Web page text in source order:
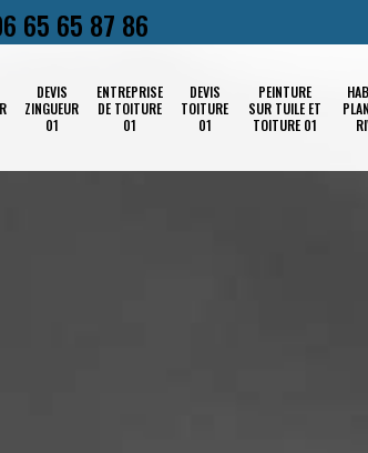
65 65 87 86
DEVIS
ZINGUEUR
01
ENTREPRISE
DE TOITURE
01
DEVIS
TOITURE
01
PEINTURE
SUR TUILE ET
TOITURE 01